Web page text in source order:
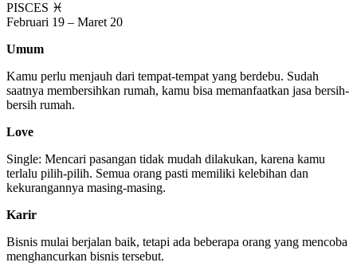
PISCES ♓
Februari 19 – Maret 20
Umum
Kamu perlu menjauh dari tempat-tempat yang berdebu. Sudah
saatnya membersihkan rumah, kamu bisa memanfaatkan jasa bersih-
bersih rumah.
Love
Single: Mencari pasangan tidak mudah dilakukan, karena kamu
terlalu pilih-pilih. Semua orang pasti memiliki kelebihan dan
kekurangannya masing-masing.
Karir
Bisnis mulai berjalan baik, tetapi ada beberapa orang yang mencoba
menghancurkan bisnis tersebut.